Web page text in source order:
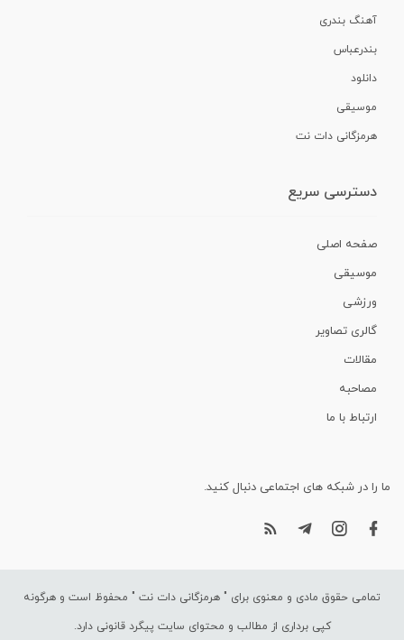
آهنگ بندری
بندرعباس
دانلود
موسیقی
هرمزگانی دات نت
دسترسی سریع
صفحه اصلی
موسیقی
ورزشی
گالری تصاویر
مقالات
مصاحبه
ارتباط با ما
ما را در شبکه های اجتماعی دنبال کنید.
تمامی حقوق مادی و معنوی برای " هرمزگانی دات نت " محفوظ است و هرگونه
کپی برداری از مطالب و محتوای سایت پیگرد قانونی دارد.